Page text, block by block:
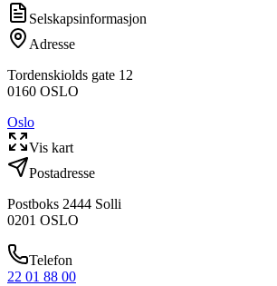
Selskapsinformasjon
Adresse
Tordenskiolds gate 12
0160 OSLO
Oslo
Vis kart
Postadresse
Postboks 2444 Solli
0201 OSLO
Telefon
22 01 88 00